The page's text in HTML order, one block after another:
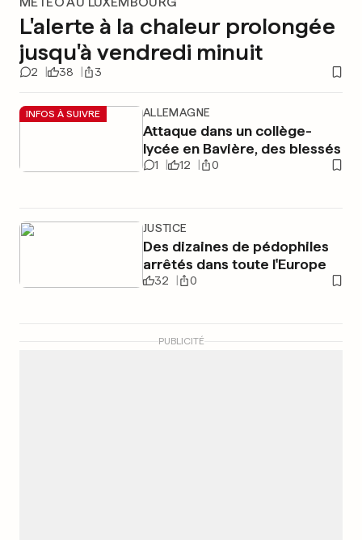
L'alerte à la chaleur prolongée
jusqu'à vendredi minuit
2 38 3
INFOS À SUIVRE ALLEMAGNE
Attaque dans un collège-
lycée en Bavière, des blessés
1 12 0
JUSTICE
Des dizaines de pédophiles
arrêtés dans toute l'Europe
32 0
PUBLICITÉ